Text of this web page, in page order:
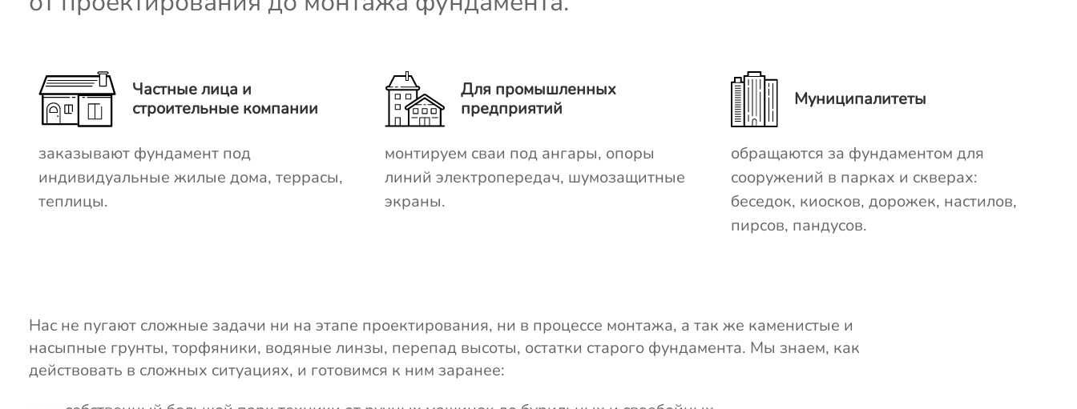
Частные лица и
строительные компании
заказывают фундамент под
индивидуальные жилые дома, террасы,
теплицы.
Для промышленных
предприятий
монтируем сваи под ангары, опоры
линий электропередач, шумозащитные
экраны.
Муниципалитеты
обращаются за фундаментом для
сооружений в парках и скверах:
беседок, киосков, дорожек, настилов,
пирсов, пандусов.
Нас не пугают сложные задачи ни на этапе проектирования, ни в процессе монтажа, а так же каменистые и
насыпные грунты, торфяники, водяные линзы, перепад высоты, остатки старого фундамента. Мы знаем, как
действовать в сложных ситуациях, и готовимся к ним заранее: